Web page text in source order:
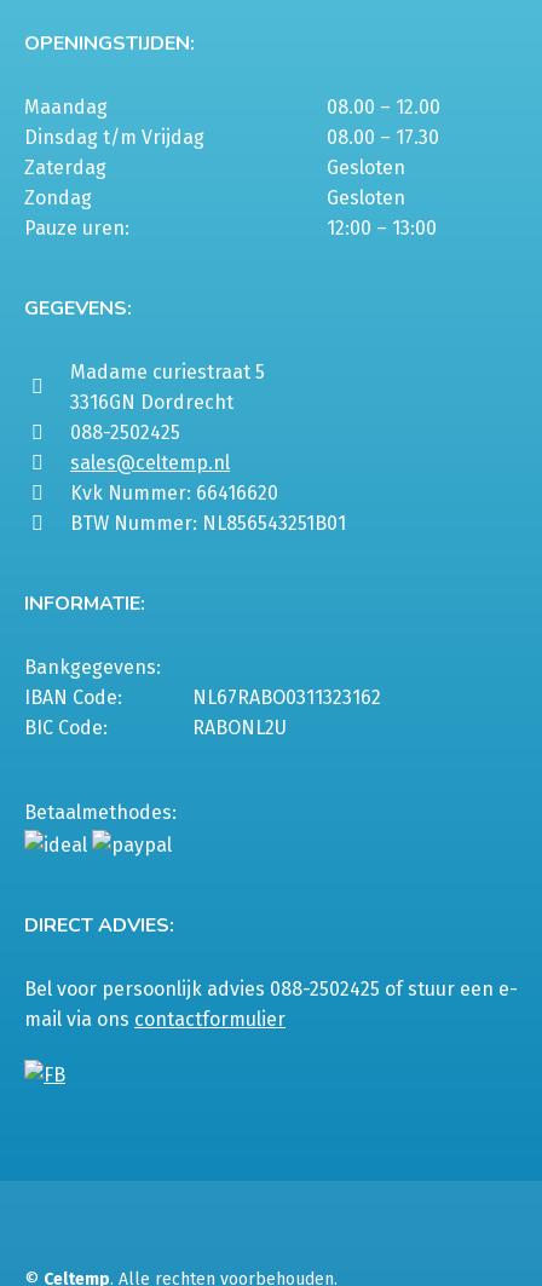
OPENINGSTIJDEN:
Maandag
08.00 – 12.00
Dinsdag t/m Vrijdag
08.00 – 17.30
Zaterdag
Gesloten
Zondag
Gesloten
Pauze uren:
12:00 – 13:00
GEGEVENS:
Madame curiestraat 5
3316GN Dordrecht
088-2502425
sales@celtemp.nl
Kvk Nummer: 66416620
BTW Nummer: NL856543251B01
INFORMATIE:
Bankgegevens:
IBAN Code:
NL67RABO0311323162
BIC Code:
RABONL2U
Betaalmethodes:
DIRECT ADVIES:
Bel voor persoonlijk advies 088-2502425 of stuur een e-
mail via ons contactformulier
© Celtemp. Alle rechten voorbehouden.